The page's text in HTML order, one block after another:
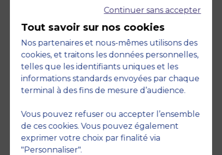
Accreditations
Continuer sans accepter
Tout savoir sur nos cookies
Nos partenaires et nous-mêmes utilisons des
cookies, et traitons les données personnelles,
telles que les identifiants uniques et les
informations standards envoyées par chaque
terminal à des fins de mesure d’audience.
Vous pouvez refuser ou accepter l’ensemble
de ces cookies. Vous pouvez également
exprimer votre choix par finalité via
"Personnaliser".